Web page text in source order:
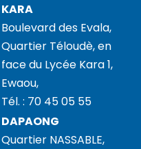
KARA
Boulevard des Evala,
Quartier Téloudè, en
face du Lycée Kara 1,
Ewaou,
Tél. : 70 45 05 55
DAPAONG
Quartier NASSABLE,